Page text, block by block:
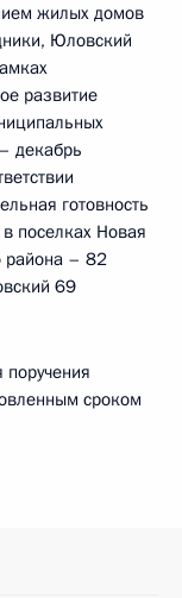
жилых домов
Юловский
развитие
декабрь
готовность
поселках Новая
района – 82
69
сроком